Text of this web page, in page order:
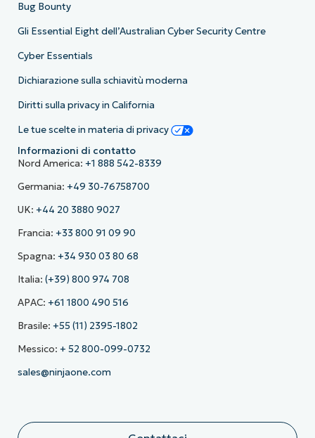
Bug Bounty
Gli Essential Eight dell’Australian Cyber Security Centre
Cyber Essentials
Dichiarazione sulla schiavitù moderna
Diritti sulla privacy in California
Le tue scelte in materia di privacy
Informazioni di contatto
Nord America: +1 888 542-8339
Germania: +49 30-76758700
UK: +44 20 3880 9027
Francia: +33 800 91 09 90
Spagna: +34 930 03 80 68
Italia: (+39) 800 974 708
APAC: +61 1800 490 516
Brasile: +55 (11) 2395-1802
Messico: + 52 800-099-0732
sales@ninjaone.com